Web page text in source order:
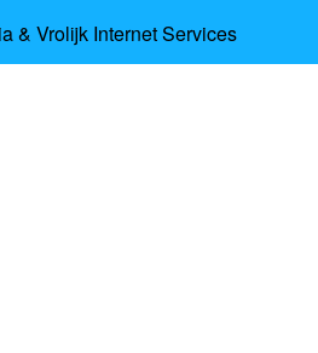
& Vrolijk Internet Services